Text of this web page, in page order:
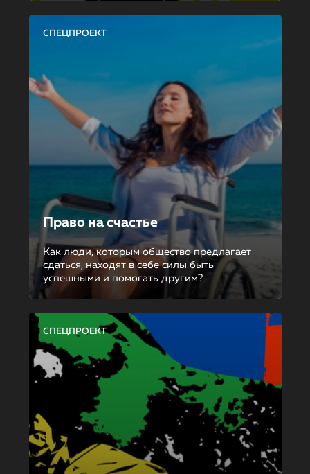
СПЕЦПРОЕКТ
Право на счастье
Как люди, которым общество предлагает
сдаться, находят в себе силы быть
успешными и помогать другим?
СПЕЦПРОЕКТ